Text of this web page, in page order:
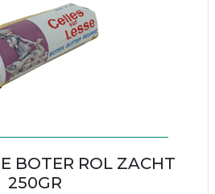
BOTER ROL ZACHT
250GR